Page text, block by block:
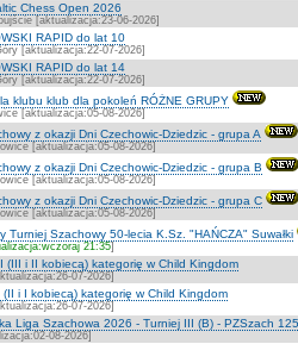
Chess Open 2026
[aktualizacja:23-06-2026]
RAPID do lat 10
[aktualizacja:22-07-2026]
RAPID do lat 14
[aktualizacja:22-07-2026]
klubu klub dla pokoleń RÓŻNE GRUPY
[aktualizacja:05-08-2026]
z okazji Dni Czechowic-Dziedzic - grupa A
[aktualizacja:05-08-2026]
z okazji Dni Czechowic-Dziedzic - grupa B
[aktualizacja:05-08-2026]
z okazji Dni Czechowic-Dziedzic - grupa C
[aktualizacja:05-08-2026]
Turniej Szachowy 50-lecia K.Sz. "HAŃCZA" Suwałki
21:35]
(III i II kobiecą) kategorię w Child Kingdom
07-2026]
i I kobiecą) kategorię w Child Kingdom
07-2026]
Liga Szachowa 2026 - Turniej III (B) - PZSzach
08-2026]